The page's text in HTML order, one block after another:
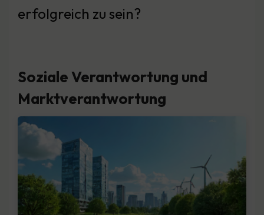
erfolgreich zu sein?
Soziale Verantwortung und
Marktverantwortung